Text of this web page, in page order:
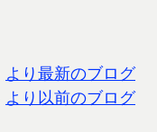
より最新のブログ
より以前のブログ